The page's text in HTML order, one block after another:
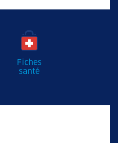
Fiches
santé